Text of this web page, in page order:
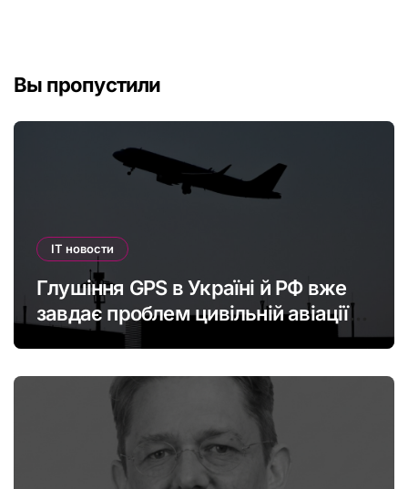
Вы пропустили
IT новости
Глушіння GPS в Україні й РФ вже
завдає проблем цивільній авіації в
Європі: наскільки це небезпечно